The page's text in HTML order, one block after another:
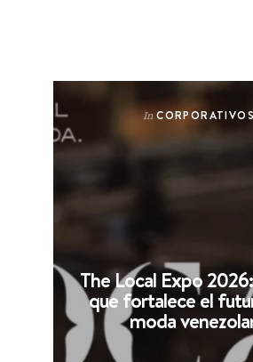
In CORPORATIVOS
The Local Expo
que fortalece el
moda